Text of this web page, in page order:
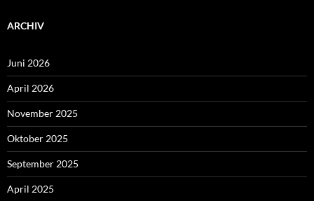
ARCHIV
Juni 2026
April 2026
November 2025
Oktober 2025
September 2025
April 2025